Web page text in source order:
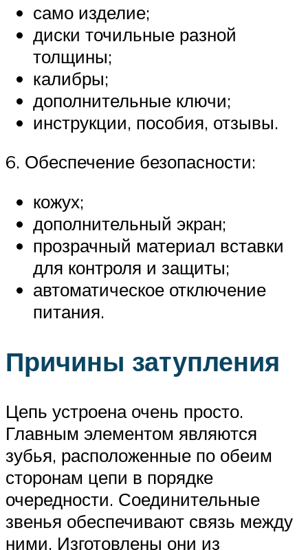
само изделие;
диски точильные разной
толщины;
калибры;
дополнительные ключи;
инструкции, пособия, отзывы.
6. Обеспечение безопасности:
кожух;
дополнительный экран;
прозрачный материал вставки
для контроля и защиты;
автоматическое отключение
питания.
Причины затупления
Цепь устроена очень просто.
Главным элементом являются
зубья, расположенные по обеим
сторонам цепи в порядке
очередности. Соединительные
звенья обеспечивают связь между
ними. Изготовлены они из